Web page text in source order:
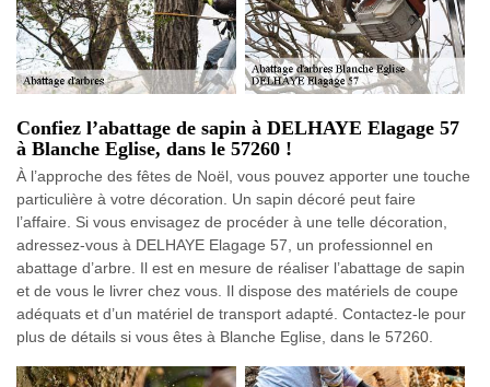
Confiez l’abattage de sapin à DELHAYE Elagage 57
à Blanche Eglise, dans le 57260 !
À l’approche des fêtes de Noël, vous pouvez apporter une touche
particulière à votre décoration. Un sapin décoré peut faire
l’affaire. Si vous envisagez de procéder à une telle décoration,
adressez-vous à DELHAYE Elagage 57, un professionnel en
abattage d’arbre. Il est en mesure de réaliser l’abattage de sapin
et de vous le livrer chez vous. Il dispose des matériels de coupe
adéquats et d’un matériel de transport adapté. Contactez-le pour
plus de détails si vous êtes à Blanche Eglise, dans le 57260.